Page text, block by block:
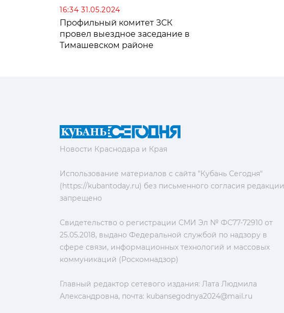
16:34 31.05.2024
Профильный комитет ЗСК
провел выездное заседание в
Тимашевском районе
Новости Краснодара и Края
Использование материалов с сайта "Кубань Сегодня"
(https://kubantoday.ru) без письменного согласия редакции
запрещено
Свидетельство о регистрации СМИ Эл № ФС77-72910 от
25.05.2018, выдано Федеральной службой по надзору в
сфере связи, информационных технологий и массовых
коммуникаций (Роскомнадзор)
Главный редактор сетевого издания: Лата Людмила
Александровна, почта: kubansegodnya2024@mail.ru